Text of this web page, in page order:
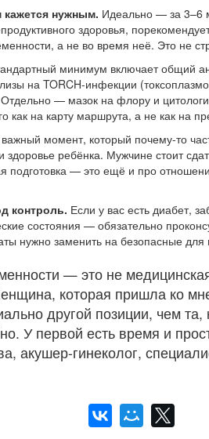
нужным. Идеально — за 3–6
здоровья,
а не во время неё. Это не
минимум включает общий
на TORCH-инфекции
— мазок на флору и
как на карту маршрута, а не как на
момент, который почему-то
здоровье ребёнка. Мужчине стоит
— это ещё и про
контроль. Если у вас есть диабет,
состояния — обязательно
нужно заменить на безопасные для
— это не
которая пришла ко
другой позиции, чем та,
У первой есть время и
акушер-гинеколог,